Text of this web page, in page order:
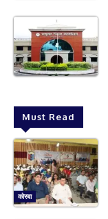
Must Read
कोरबा